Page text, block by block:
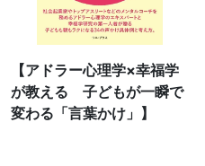
【アドラー心理学×幸福学
が教える 子どもが一瞬で
変わる「言葉かけ」】